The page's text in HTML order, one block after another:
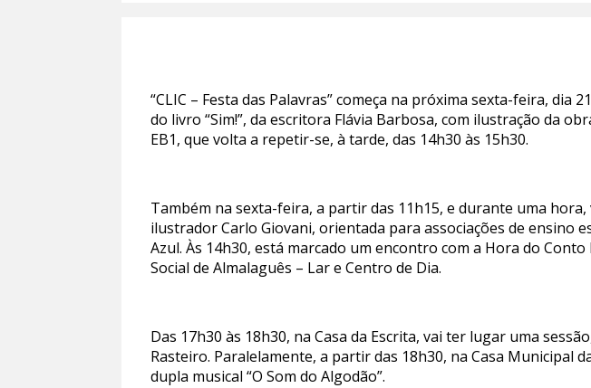
“CLIC – Festa das Palavras” começa na próxima sexta-feira, dia
do livro “Sim!”, da escritora Flávia Barbosa, com ilustração da
EB1, que volta a repetir-se, à tarde, das 14h30 às 15h30.
Também na sexta-feira, a partir das 11h15, e durante uma
ilustrador Carlo Giovani, orientada para associações de ensino
Azul. Às 14h30, está marcado um encontro com a Hora do
Social de Almalaguês – Lar e Centro de Dia.
Das 17h30 às 18h30, na Casa da Escrita, vai ter lugar uma
Rasteiro. Paralelamente, a partir das 18h30, na Casa Municipal
dupla musical “O Som do Algodão”.